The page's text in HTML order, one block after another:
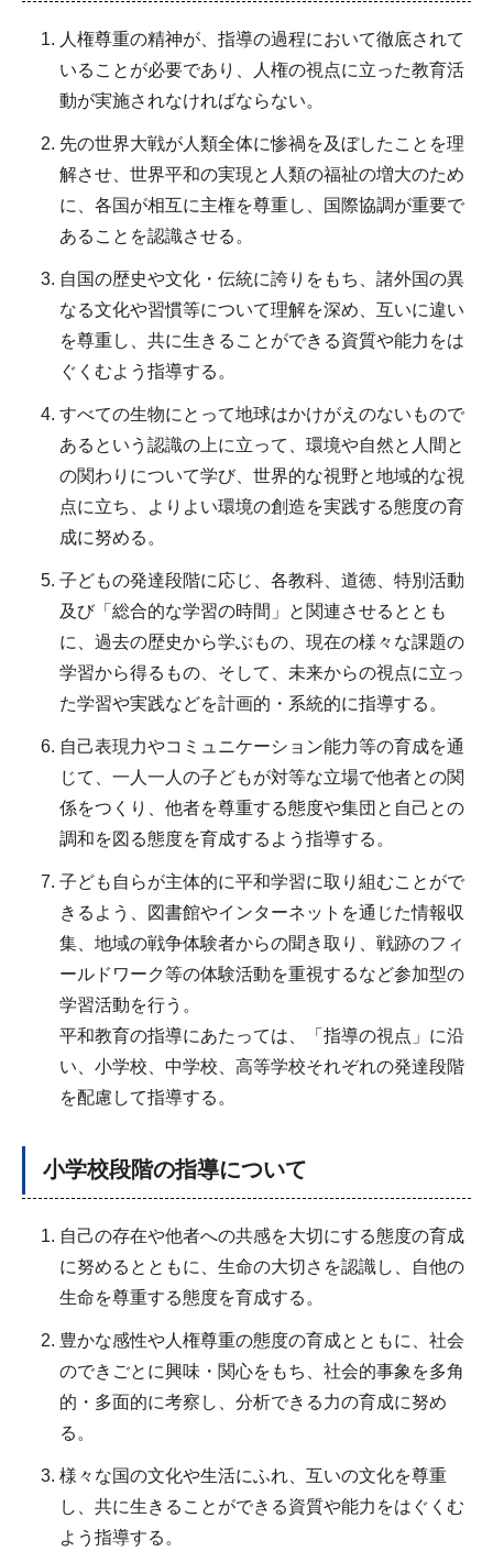
人権尊重の精神が、指導の過程において徹底されて
いることが必要であり、人権の視点に立った教育活
動が実施されなければならない。
先の世界大戦が人類全体に惨禍を及ぼしたことを理
解させ、世界平和の実現と人類の福祉の増大のため
に、各国が相互に主権を尊重し、国際協調が重要で
あることを認識させる。
自国の歴史や文化・伝統に誇りをもち、諸外国の異
なる文化や習慣等について理解を深め、互いに違い
を尊重し、共に生きることができる資質や能力をは
ぐくむよう指導する。
すべての生物にとって地球はかけがえのないもので
あるという認識の上に立って、環境や自然と人間と
の関わりについて学び、世界的な視野と地域的な視
点に立ち、よりよい環境の創造を実践する態度の育
成に努める。
子どもの発達段階に応じ、各教科、道徳、特別活動
及び「総合的な学習の時間」と関連させるととも
に、過去の歴史から学ぶもの、現在の様々な課題の
学習から得るもの、そして、未来からの視点に立っ
た学習や実践などを計画的・系統的に指導する。
自己表現力やコミュニケーション能力等の育成を通
じて、一人一人の子どもが対等な立場で他者との関
係をつくり、他者を尊重する態度や集団と自己との
調和を図る態度を育成するよう指導する。
子ども自らが主体的に平和学習に取り組むことがで
きるよう、図書館やインターネットを通じた情報収
集、地域の戦争体験者からの聞き取り、戦跡のフィ
ールドワーク等の体験活動を重視するなど参加型の
学習活動を行う。
平和教育の指導にあたっては、「指導の視点」に沿
い、小学校、中学校、高等学校それぞれの発達段階
を配慮して指導する。
小学校段階の指導について
自己の存在や他者への共感を大切にする態度の育成
に努めるとともに、生命の大切さを認識し、自他の
生命を尊重する態度を育成する。
豊かな感性や人権尊重の態度の育成とともに、社会
のできごとに興味・関心をもち、社会的事象を多角
的・多面的に考察し、分析できる力の育成に努め
る。
様々な国の文化や生活にふれ、互いの文化を尊重
し、共に生きることができる資質や能力をはぐくむ
よう指導する。